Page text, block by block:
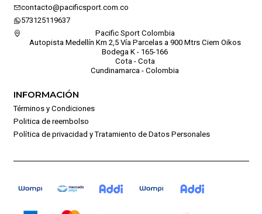
contacto@pacificsport.com.co
573125119637
Pacific Sport Colombia
Autopista Medellín Km 2,5 Vía Parcelas a 900 Mtrs Ciem Oikos
Bodega K - 165-166
Cota - Cota
Cundinamarca - Colombia
INFORMACIÓN
Términos y Condiciones
Politica de reembolso
Política de privacidad y Tratamiento de Datos Personales